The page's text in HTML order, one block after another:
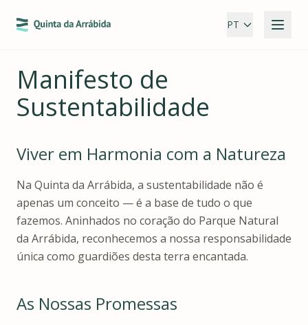
PT
Manifesto de
Sustentabilidade
Viver em Harmonia com a Natureza
Na Quinta da Arrábida, a sustentabilidade não é
apenas um conceito — é a base de tudo o que
fazemos. Aninhados no coração do Parque Natural
da Arrábida, reconhecemos a nossa responsabilidade
única como guardiões desta terra encantada.
As Nossas Promessas